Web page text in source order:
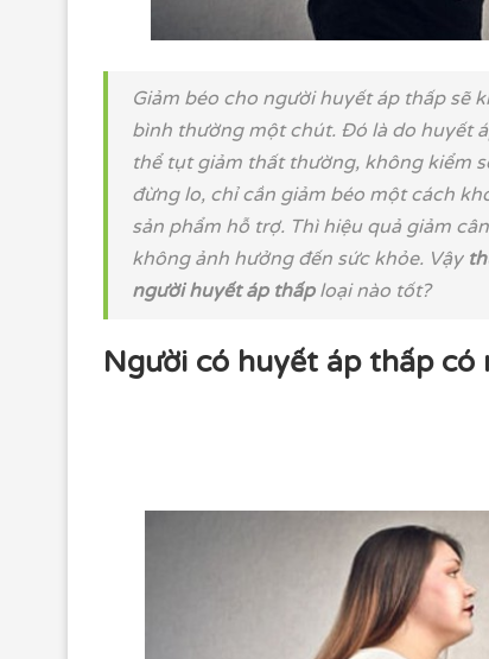
Giảm béo cho người huyết áp thấp sẽ
bình thường một chút. Đó là do huyết
thể tụt giảm thất thường, không kiểm
đừng lo, chỉ cần giảm béo một cách
sản phẩm hỗ trợ. Thì hiệu quả giảm
không ảnh hưởng đến sức khỏe. Vậy
người huyết áp thấploại nào tốt?
Người có huyết áp thấp có